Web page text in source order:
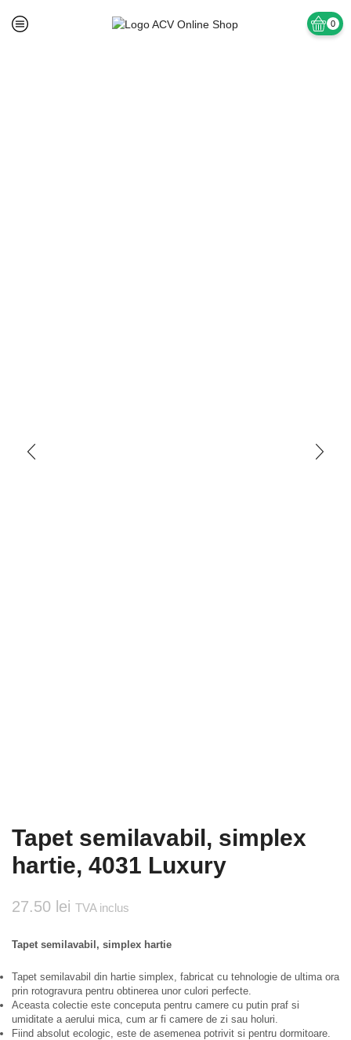
0
Tapet semilavabil, simplex
hartie, 4031 Luxury
27.50 lei TVA inclus
Tapet semilavabil, simplex hartie
Tapet semilavabil din hartie simplex, fabricat cu tehnologie de ultima ora
prin rotogravura pentru obtinerea unor culori perfecte.
Aceasta colectie este conceputa pentru camere cu putin praf si
umiditate a aerului mica, cum ar fi camere de zi sau holuri.
Fiind absolut ecologic, este de asemenea potrivit si pentru dormitoare.